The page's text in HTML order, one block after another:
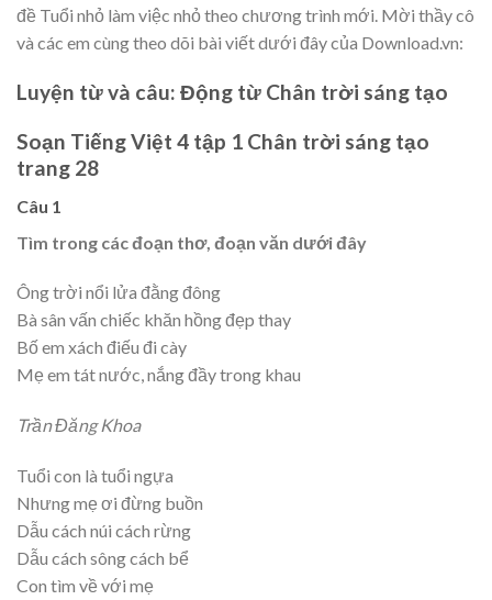
đề Tuổi nhỏ làm việc nhỏ theo chương trình mới. Mời thầy cô
và các em cùng theo dõi bài viết dưới đây của Download.vn:
Luyện từ và câu: Động từ Chân trời sáng tạo
Soạn Tiếng Việt 4 tập 1 Chân trời sáng tạo
trang 28
Câu 1
Tìm trong các đoạn thơ, đoạn văn dưới đây
Ông trời nổi lửa đằng đông
Bà sân vấn chiếc khăn hồng đẹp thay
Bố em xách điếu đi cày
Mẹ em tát nước, nắng đầy trong khau
Trần Đăng Khoa
Tuổi con là tuổi ngựa
Nhưng mẹ ơi đừng buồn
Dẫu cách núi cách rừng
Dẫu cách sông cách bể
Con tìm về với mẹ